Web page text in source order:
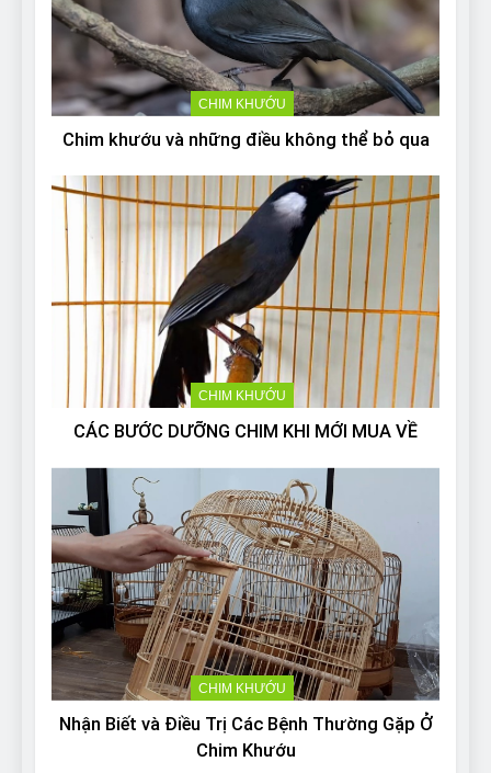
CHIM KHƯỚU
Chim khướu và những điều không thể bỏ qua
CHIM KHƯỚU
CÁC BƯỚC DƯỠNG CHIM KHI MỚI MUA VỀ
CHIM KHƯỚU
Nhận Biết và Điều Trị Các Bệnh Thường Gặp Ở
Chim Khướu